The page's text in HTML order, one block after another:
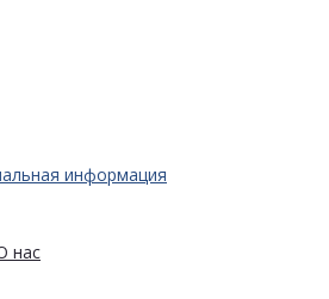
информация
нас